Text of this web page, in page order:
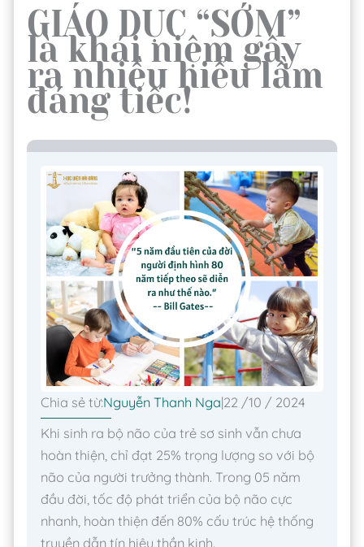
GIÁO DỤC “SỚM”
là khái niệm gây
ra nhiều hiểu lầm
đáng tiếc!
Chia sẻ từ:Nguyễn Thanh Nga 22 /10 / 2024
Khi sinh ra bộ não của trẻ sơ sinh vẫn chưa
hoàn thiện, chỉ đạt 25% trọng lượng so với bộ
não của người trưởng thành. Trong 05 năm
đầu đời, tốc độ phát triển của bộ não cực
nhanh, hoàn thiện đến 80% cấu trúc hệ thống
truyền dẫn tín hiệu thần kinh.